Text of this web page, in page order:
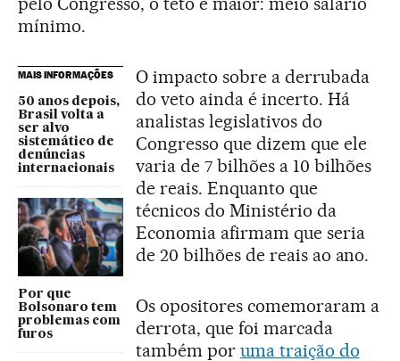
mínimo.
MAIS INFORMAÇÕES
50 anos depois,
Brasil volta a
ser alvo
sistemático de
denúncias
internacionais
Por que
Bolsonaro tem
problemas com
furos
O impacto sobre a derrubada
do veto ainda é incerto. Há
analistas legislativos do
Congresso que dizem que ele
varia de 7 bilhões a 10 bilhões
de reais. Enquanto que
técnicos do Ministério da
Economia afirmam que seria
de 20 bilhões de reais ao ano.
Os opositores comemoraram a
derrota, que foi marcada
também por uma traição do